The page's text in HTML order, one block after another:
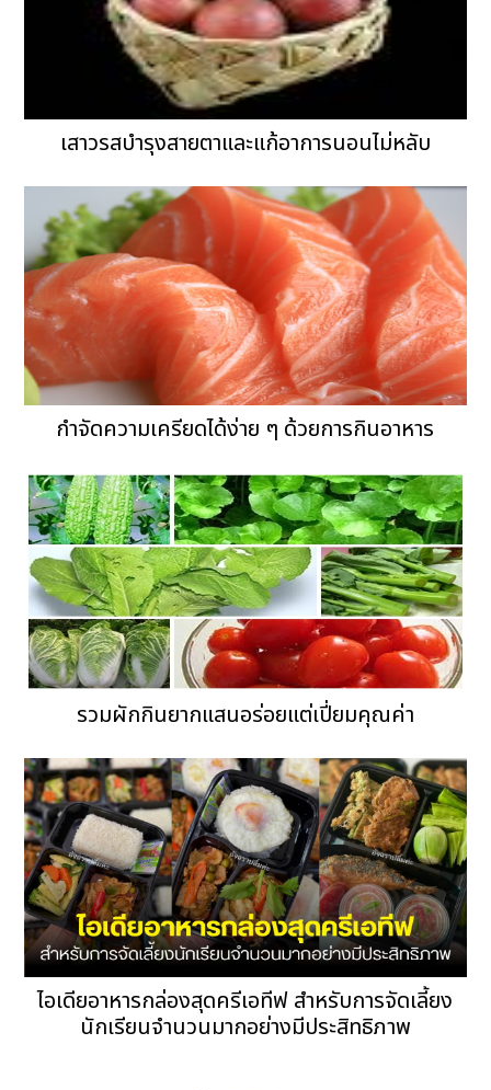
เสาวรสบำรุงสายตาและแก้อาการนอนไม่หลับ
กำจัดความเครียดได้ง่าย ๆ ด้วยการกินอาหาร
รวมผักกินยากแสนอร่อยแต่เปี่ยมคุณค่า
ไอเดียอาหารกล่องสุดครีเอทีฟ สำหรับการจัดเลี้ยง
นักเรียนจำนวนมากอย่างมีประสิทธิภาพ